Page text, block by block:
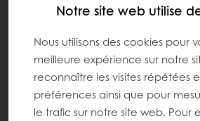
Notre site web utilise
Nous utilisons des cookies pour
meilleure expérience sur notre
reconnaître les visites répétées
préférences ainsi que pour
le trafic sur notre site web. Pour